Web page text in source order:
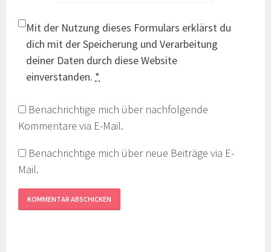
Mit der Nutzung dieses Formulars erklärst du
dich mit der Speicherung und Verarbeitung
deiner Daten durch diese Website
einverstanden. *
Benachrichtige mich über nachfolgende
Kommentare via E-Mail.
Benachrichtige mich über neue Beiträge via E-
Mail.